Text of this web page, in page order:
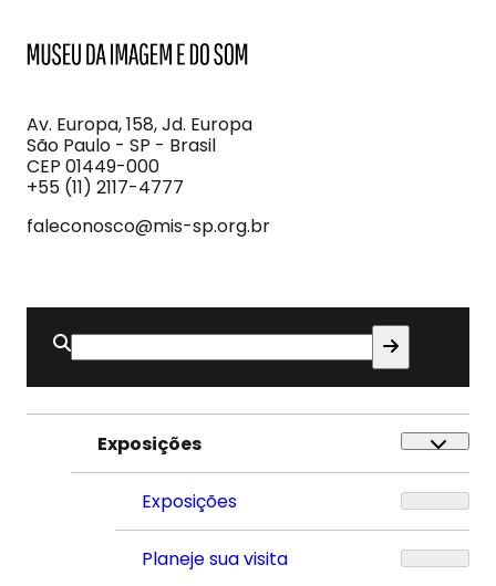
Imagem
e
do
Som
Av. Europa, 158, Jd. Europa
São Paulo - SP - Brasil
CEP 01449-000
+55 (11) 2117-4777
faleconosco@mis-sp.org.br
Buscar
por:
Exposições
Exposições
Planeje sua visita